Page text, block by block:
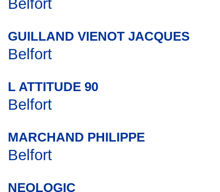
Belfort
GUILLAND VIENOT JACQUES
Belfort
L ATTITUDE 90
Belfort
MARCHAND PHILIPPE
Belfort
NEOLOGIC